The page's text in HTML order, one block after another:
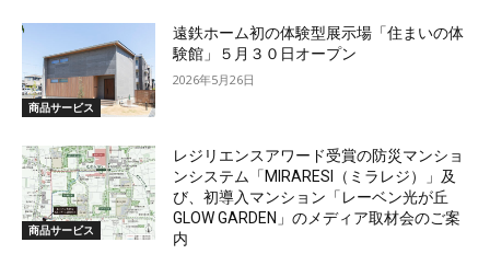
商品サービス
遠鉄ホーム初の体験型展示場「住まいの体
験館」５月３０日オープン
2026年5月26日
商品サービス
レジリエンスアワード受賞の防災マンショ
ンシステム「MIRARESI（ミラレジ）」及
び、初導入マンション「レーベン光が丘
GLOW GARDEN」のメディア取材会のご案
内